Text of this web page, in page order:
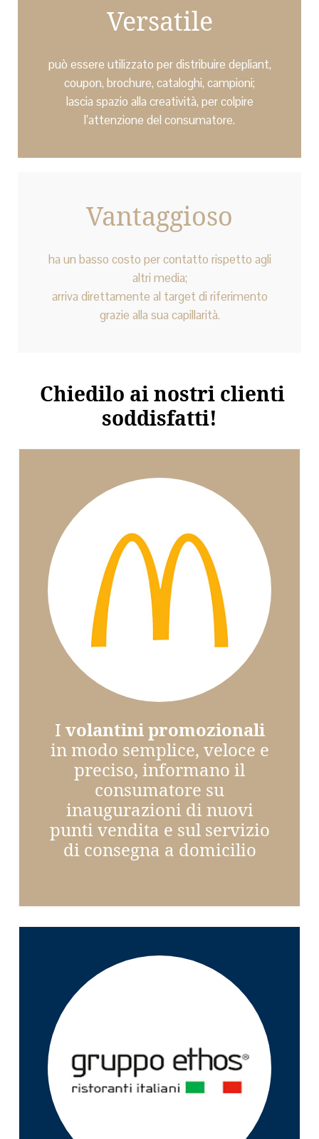
Versatile
può essere utilizzato per distribuire depliant,
coupon, brochure, cataloghi, campioni;
lascia spazio alla creatività, per colpire
l’attenzione del consumatore.
Vantaggioso
ha un basso costo per contatto rispetto agli
altri media;
arriva direttamente al target di riferimento
grazie alla sua capillarità.
Chiedilo ai nostri clienti
soddisfatti!
I volantini promozionali
in modo semplice, veloce e
preciso, informano il
consumatore su
inaugurazioni di nuovi
punti vendita e sul servizio
di consegna a domicilio